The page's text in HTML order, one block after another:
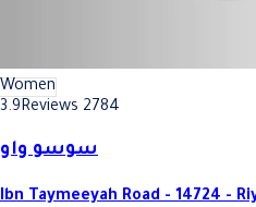
Women
3.9Reviews 2784
سوسو واو
Ibn Taymeeyah Road - 14724 -